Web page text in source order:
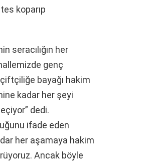
koparıp
seracılığın her
genç
bayağı hakim
kadar her şeyi
dedi.
ifade eden
her aşamaya hakim
Ancak böyle